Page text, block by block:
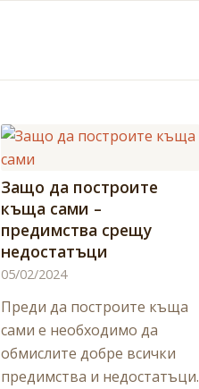
Защо да построите
къща сами –
предимства срещу
недостатъци
05/02/2024
Преди да построите къща
сами е необходимо да
обмислите добре всички
предимства и недостатъци.